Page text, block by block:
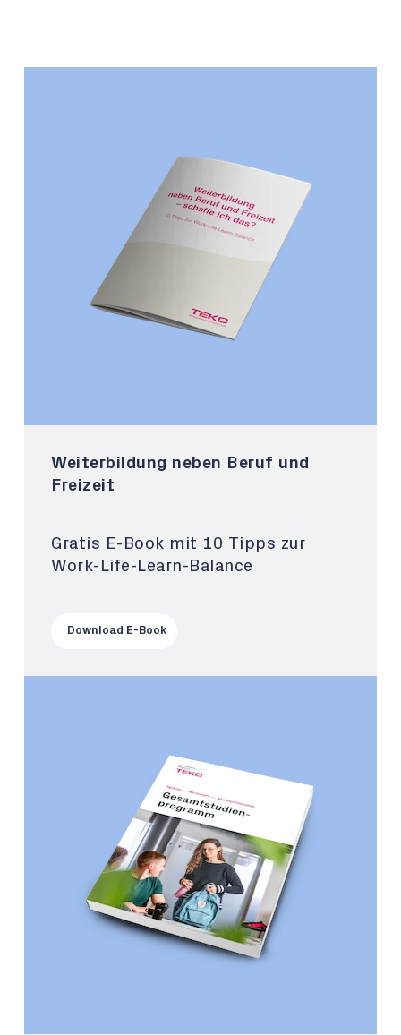
Weiterbildung neben Beruf und
Freizeit
Gratis E-Book mit 10 Tipps zur
Work-Life-Learn-Balance
Download E-Book